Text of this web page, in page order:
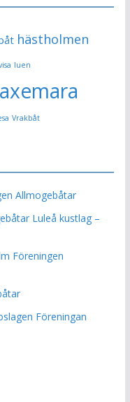
hästholmen
luen
Vrakbåt
Allmogebåtar
Luleå kustlag –
Föreningen
Föreningan